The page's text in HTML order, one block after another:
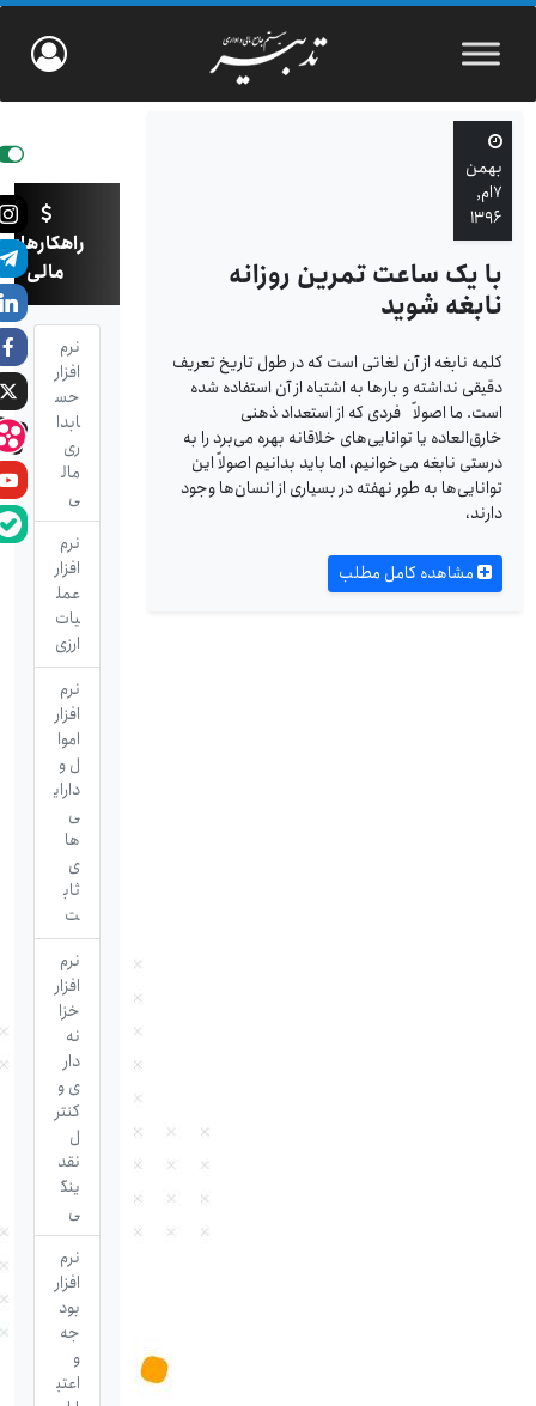
بهمن
۷ام,
۱۳۹۶
با یک ساعت تمرین روزانه
نابغه شوید
کلمه نابغه از آن لغاتی است که در طول تاریخ تعریف
دقیقی نداشته و بارها به اشتباه از آن استفاده شده
است. ما اصولاً فردی که از استعداد ذهنی
خارق‌العاده یا توانایی‌های خلاقانه بهره می‌برد را به
درستی نابغه می‌خوانیم، اما باید بدانیم اصولاً این
توانایی‌‌ها به طور نهفته در بسیاری از انسان‌ها وجود
دارند،
مشاهده کامل مطلب
راهکارهای
مالی
نرم
افزار
حس
ابدا
ری
مال
ی
نرم
افزار
عمل
یات
ارزی
نرم
افزار
اموا
ل و
دارای
ی
ها
ی
ثاب
ت
نرم
افزار
خزا
نه
دار
ی و
کنتر
نقد
ینگ
ی
نرم
افزار
بود
جه
اعتب